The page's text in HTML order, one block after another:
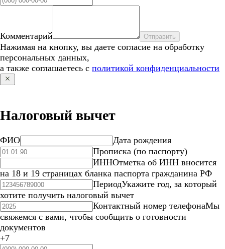
Комментарий Отправить
Нажимая на кнопку, вы даете согласие на обработку
персональных данных,
а также соглашаетесь с политикой конфиденциальности
Налоговый вычет
ФИО
Дата рождения
Прописка (по паспорту)
ИННОтметка об ИНН вносится
на 18 и 19 страницах бланка паспорта гражданина РФ
ПериодУкажите год, за который
хотите получить налоговый вычет
Контактный номер телефонаМы
свяжемся с вами, чтобы сообщить о готовности
документов
+7